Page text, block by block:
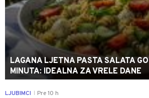
LAGANA LJETNA PASTA SALATA
MINUTA: IDEALNA ZA VRELE DANE
LJUBIMCI Pre 10 h